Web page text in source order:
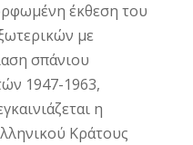
έκθεση του
με
σπάνιου
1947-1963,
η
Κράτους